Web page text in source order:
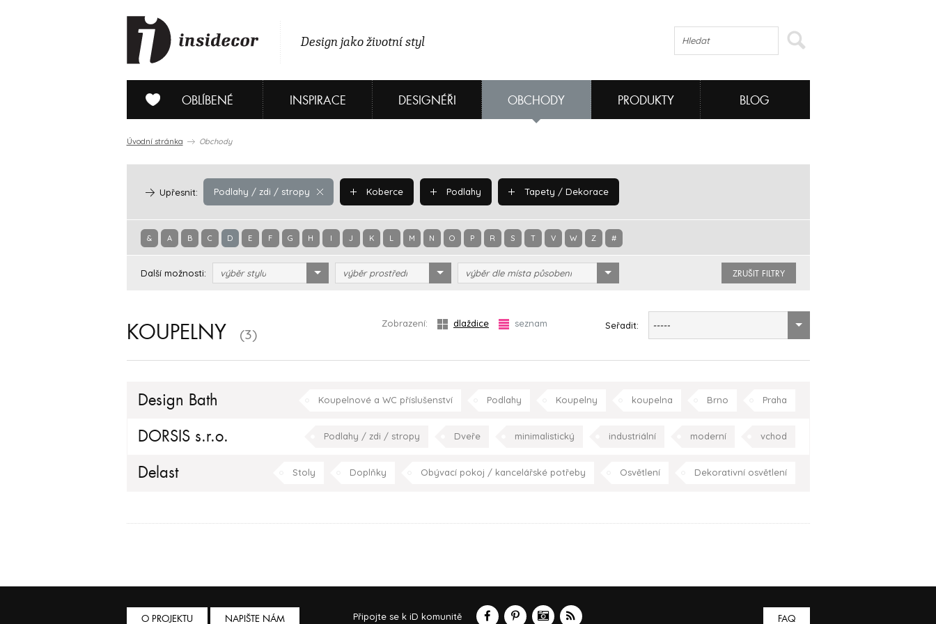
Design jako životní styl
OBLÍBENÉ INSPIRACE DESIGNÉŘI OBCHODY PRODUKTY BLOG
Úvodní stránka Obchody
Podlahy / zdi / stropy
Upřesnit: Koberce Podlahy Tapety / Dekorace
& A B C D E F G H I J K L M N O P R S T V W Z #
Další možnosti: výběr stylu výběr prostředí výběr dle místa působení ZRUŠIT FILTRY
KOUPELNY (3)
Zobrazení: dlaždice seznam Seřadit: -----
Design Bath Koupelnové a WC příslušenství Podlahy Koupelny koupelna Brno Praha
DORSIS s.r.o. Podlahy / zdi / stropy Dveře minimalistický industriální moderní vchod
Delast Stoly Doplňky Obývací pokoj / kancelářské potřeby Osvětlení Dekorativní osvětlení
O PROJEKTU NAPIŠTE NÁM Připojte se k iD komunitě FAQ